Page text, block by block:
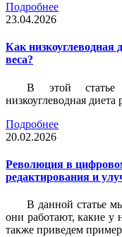
Подробнее
23.04.2026
Как низкоуглеводная
веса?
В этой статье
низкоуглеводная диета
Подробнее
20.02.2026
Революция в
редактирования и
В данной статье
они работают, какие у
также приведем